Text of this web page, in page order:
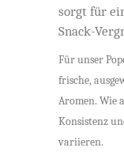
sorgt für
Snack-
Für unser
frische,
Aromen. Wie
Konsistenz
variieren.